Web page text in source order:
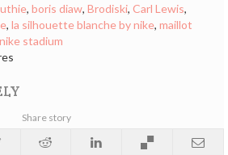
, boris diaw, Brodiski, Carl Lewis,
, la silhouette blanche by nike, maillot
nike stadium
Share story